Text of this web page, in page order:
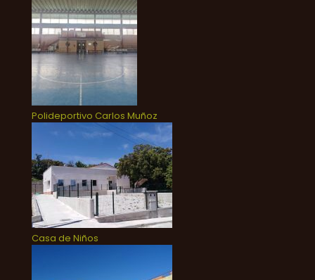
Polideportivo Carlos Muñoz
Casa de Niños